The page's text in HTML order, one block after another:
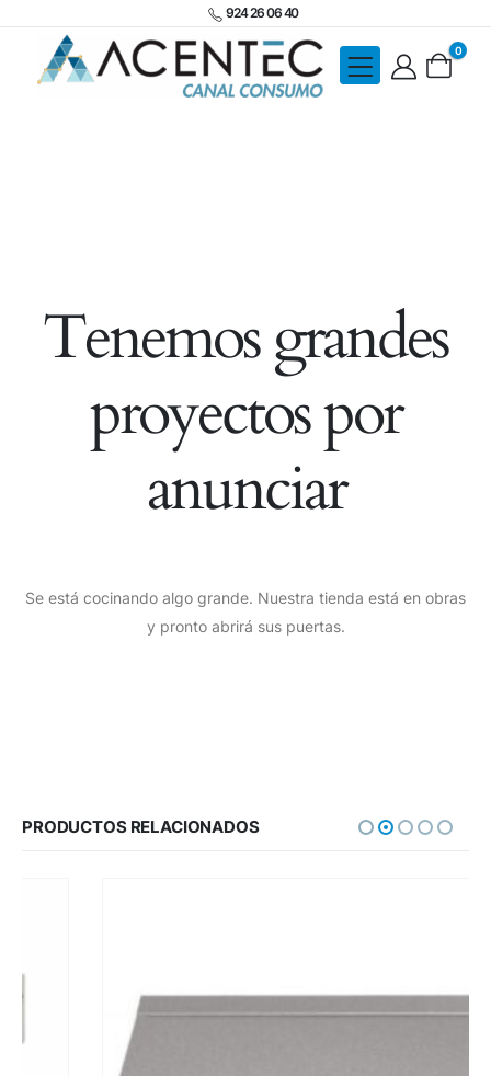
924 26 06 40
0
Tenemos grandes
proyectos por
anunciar
Se está cocinando algo grande. Nuestra tienda está en obras
y pronto abrirá sus puertas.
PRODUCTOS RELACIONADOS